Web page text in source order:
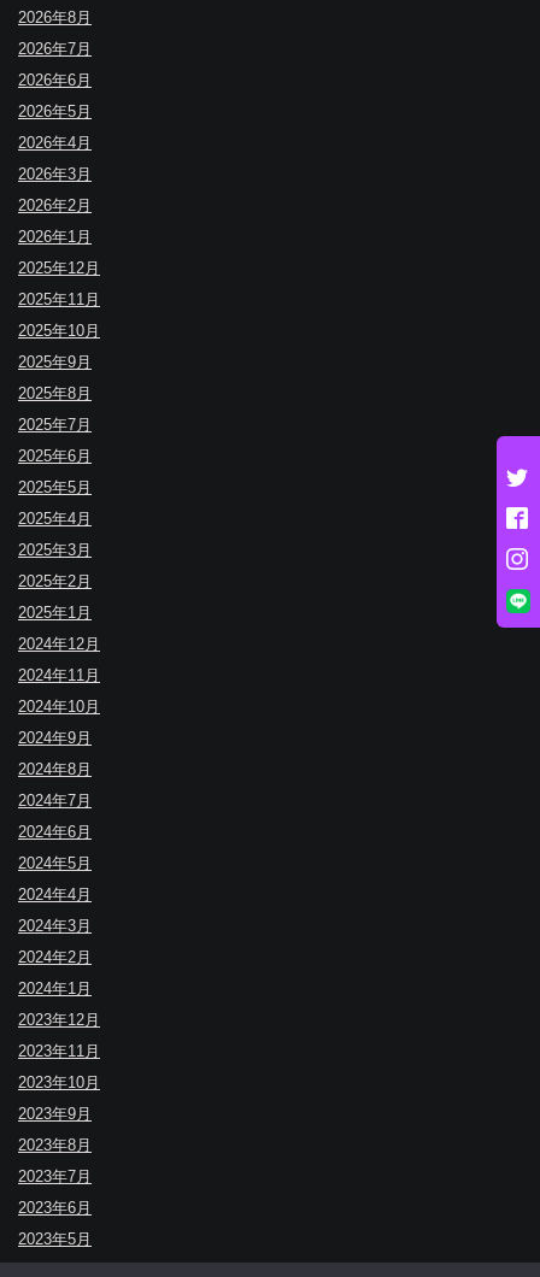
2026年8月
2026年7月
2026年6月
2026年5月
2026年4月
2026年3月
2026年2月
2026年1月
2025年12月
2025年11月
2025年10月
2025年9月
2025年8月
2025年7月
2025年6月
2025年5月
2025年4月
2025年3月
2025年2月
2025年1月
2024年12月
2024年11月
2024年10月
2024年9月
2024年8月
2024年7月
2024年6月
2024年5月
2024年4月
2024年3月
2024年2月
2024年1月
2023年12月
2023年11月
2023年10月
2023年9月
2023年8月
2023年7月
2023年6月
2023年5月